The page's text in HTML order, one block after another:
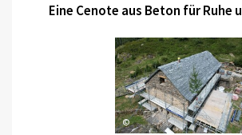
Eine Cenote aus Beton für Ruhe
©